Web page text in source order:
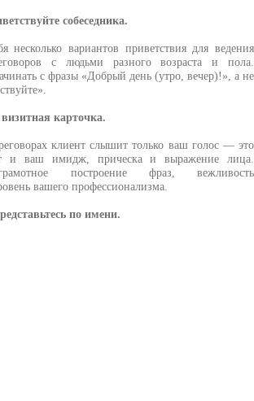
собеседника.
несколько вариантов приветствия для ведения
с людьми разного возраста и пола.
с фразы «Добрый день (утро, вечер)!», а не
карточка.
клиент слышит только ваш голос — это
и ваш имидж, прическа и выражение лица.
построение фраз, вежливость
вашего профессионализма.
по имени.